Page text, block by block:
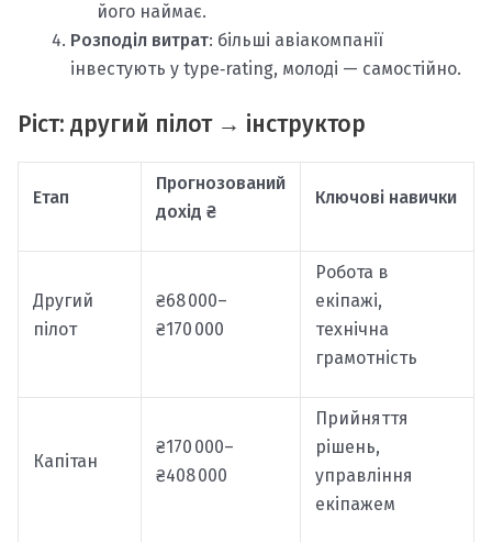
його наймає.
Розподіл витрат: більші авіакомпанії
інвестують у type‑rating, молоді — самостійно.
Ріст: другий пілот → інструктор
Етап
Прогнозований
дохід ₴
Ключові навички
Другий
пілот
₴68 000–
₴170 000
Робота в
екіпажі,
технічна
грамотність
Капітан
₴170 000–
₴408 000
Прийняття
рішень,
управління
екіпажем